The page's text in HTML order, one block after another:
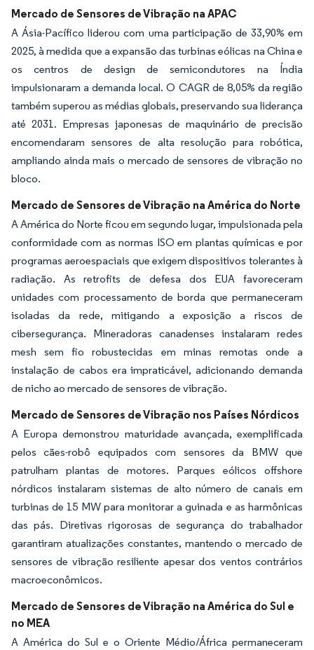
Mercado de Sensores de Vibração na APAC
A Ásia-Pacífico liderou com uma participação de 33,90% em
2025, à medida que a expansão das turbinas eólicas na China e
os centros de design de semicondutores na Índia
impulsionaram a demanda local. O CAGR de 8,05% da região
também superou as médias globais, preservando sua liderança
até 2031. Empresas japonesas de maquinário de precisão
encomendaram sensores de alta resolução para robótica,
ampliando ainda mais o mercado de sensores de vibração no
bloco.
Mercado de Sensores de Vibração na América do Norte
A América do Norte ficou em segundo lugar, impulsionada pela
conformidade com as normas ISO em plantas químicas e por
programas aeroespaciais que exigem dispositivos tolerantes à
radiação. As retrofits de defesa dos EUA favoreceram
unidades com processamento de borda que permaneceram
isoladas da rede, mitigando a exposição a riscos de
cibersegurança. Mineradoras canadenses instalaram redes
mesh sem fio robustecidas em minas remotas onde a
instalação de cabos era impraticável, adicionando demanda
de nicho ao mercado de sensores de vibração.
Mercado de Sensores de Vibração nos Países Nórdicos
A Europa demonstrou maturidade avançada, exemplificada
pelos cães-robô equipados com sensores da BMW que
patrulham plantas de motores. Parques eólicos offshore
nórdicos instalaram sistemas de alto número de canais em
turbinas de 15 MW para monitorar a guinada e as harmônicas
das pás. Diretivas rigorosas de segurança do trabalhador
garantiram atualizações constantes, mantendo o mercado de
sensores de vibração resiliente apesar dos ventos contrários
macroeconômicos.
Mercado de Sensores de Vibração na América do Sul e
no MEA
A América do Sul e o Oriente Médio/África permaneceram